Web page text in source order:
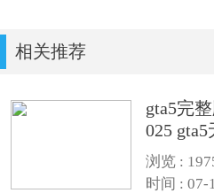
相关推荐
gta5完
025
码汇总
浏览 :
时间 : 07-